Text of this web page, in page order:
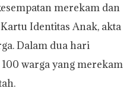
merekam dan
Identitas Anak, akta
Dalam dua hari
warga yang merekam